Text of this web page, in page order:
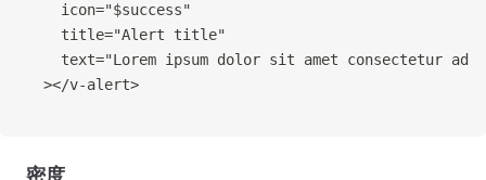
icon="$success"
title="Alert title"
text="Lorem ipsum dolor sit amet consectetur
></v-alert>
密度